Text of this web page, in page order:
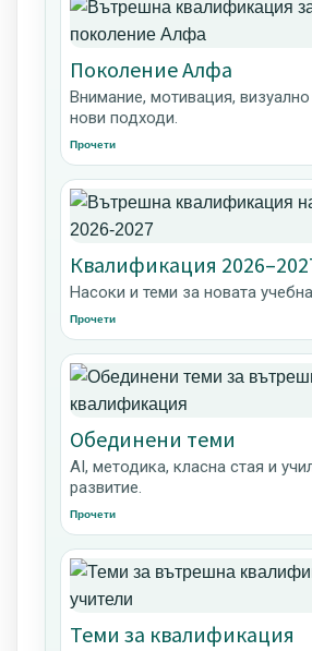
Поколение Алфа
Внимание, мотивация,
нови подходи.
Прочети
Квалификация
Насоки и теми за новата
Прочети
Обединени теми
AI, методика, класна стая и
развитие.
Прочети
Теми за квалификация